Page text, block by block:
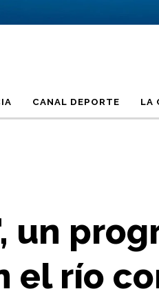
CANAL DEPORTE LA
un
el río